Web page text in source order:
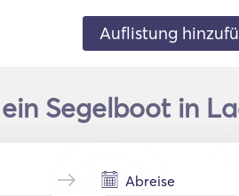
Auflistung
Segelboot in